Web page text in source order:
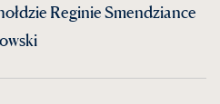
Reginie Smendziance